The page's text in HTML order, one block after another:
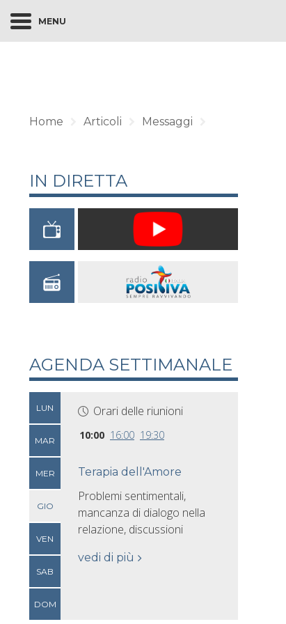
MENU
Home Articoli Messaggi
IN DIRETTA
AGENDA SETTIMANALE
LUN
MAR
MER
GIO
VEN
SAB
DOM
Orari delle riunioni
10:00 16:00 19:30
Terapia dell'Amore
Problemi sentimentali,
mancanza di dialogo nella
relazione, discussioni
vedi di più